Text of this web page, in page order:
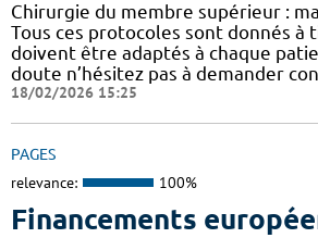
Chirurgie du membre supérieur :
Tous ces protocoles sont donnés
doivent être adaptés à chaque
doute n’hésitez pas à demander
18/02/2026 15:25
PAGES
relevance: 100%
Financements